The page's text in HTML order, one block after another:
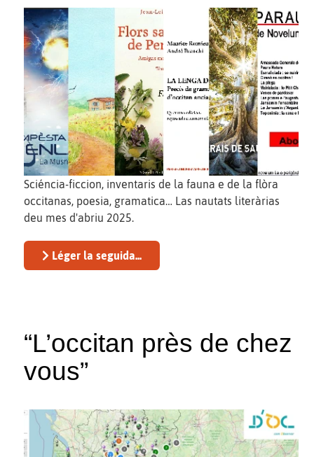
Sciéncia-ficcion, inventaris de la fauna e de la flòra
occitanas, poesia, gramatica… Las nautats literàrias
deu mes d'abriu 2025.
Léger la seguida...
“L’occitan près de chez
vous”